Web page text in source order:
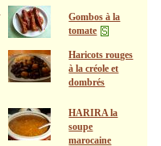
Gombos à la
tomate
Haricots rouges
à la créole et
dombrés
HARIRA la
soupe
marocaine